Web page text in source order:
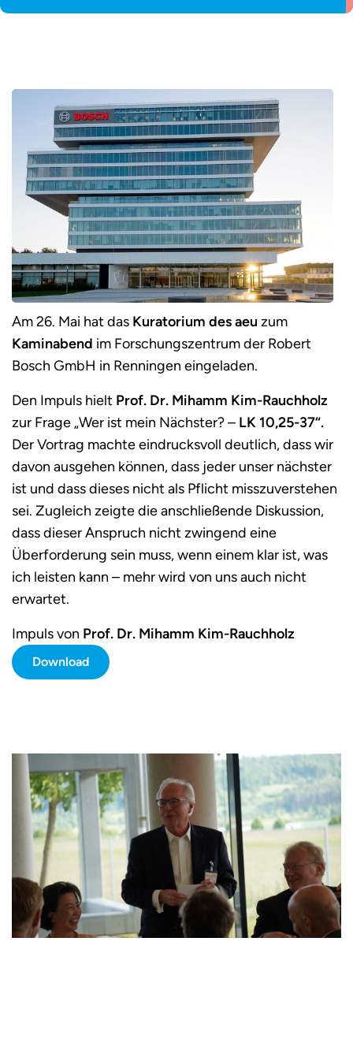
Am 26. Mai hat das Kuratorium des aeu zum
Kaminabend im Forschungszentrum der Robert
Bosch GmbH in Renningen eingeladen.
Den Impuls hielt Prof. Dr. Mihamm Kim-Rauchholz
zur Frage „Wer ist mein Nächster? – LK 10,25-37“.
Der Vortrag machte eindrucksvoll deutlich, dass wir
davon ausgehen können, dass jeder unser nächster
ist und dass dieses nicht als Pflicht misszuverstehen
sei. Zugleich zeigte die anschließende Diskussion,
dass dieser Anspruch nicht zwingend eine
Überforderung sein muss, wenn einem klar ist, was
ich leisten kann – mehr wird von uns auch nicht
erwartet.
Impuls von Prof. Dr. Mihamm Kim-Rauchholz
Download